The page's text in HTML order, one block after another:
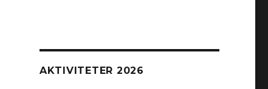
AKTIVITETER 2026